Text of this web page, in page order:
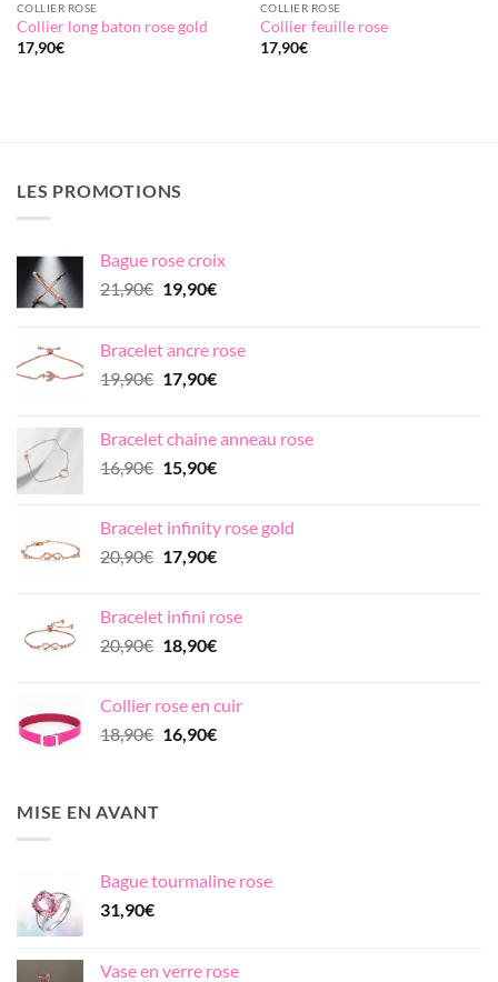
COLLIER ROSE
Collier long baton rose gold
17,90€
COLLIER ROSE
Collier feuille rose
17,90€
LES PROMOTIONS
Bague rose croix
21,90€ Le
était :
21,90€.
19,90€Le
est :
19,90€.
Bracelet ancre rose
19,90€ Le
était :
19,90€.
17,90€Le
est :
17,90€.
Bracelet chaine anneau rose
16,90€ Le
était :
16,90€.
15,90€Le
est :
15,90€.
Bracelet infinity rose gold
20,90€ Le
était :
20,90€.
17,90€Le
est :
17,90€.
Bracelet infini rose
20,90€ Le
était :
20,90€.
18,90€Le
est :
18,90€.
Collier rose en cuir
18,90€ Le
16,90€Le
MISE EN AVANT
Bague tourmaline rose
31,90€
Vase en verre rose